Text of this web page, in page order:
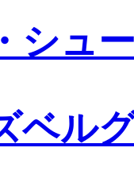
シュ
ベル